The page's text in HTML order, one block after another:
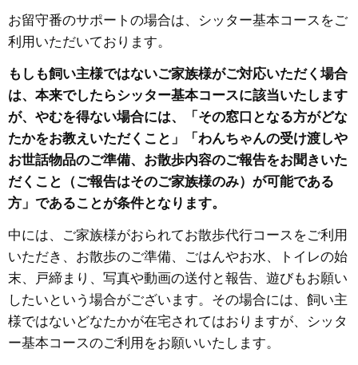
お留守番のサポートの場合は、シッター基本コースをご
利用いただいております。
もしも飼い主様ではないご家族様がご対応いただく場合
は、本来でしたらシッター基本コースに該当いたします
が、やむを得ない場合には、「その窓口となる方がどな
たかをお教えいただくこと」「わんちゃんの受け渡しや
お世話物品のご準備、お散歩内容のご報告をお聞きいた
だくこと（ご報告はそのご家族様のみ）が可能である
方」であることが条件となります。
中には、ご家族様がおられてお散歩代行コースをご利用
いただき、お散歩のご準備、ごはんやお水、トイレの始
末、戸締まり、写真や動画の送付と報告、遊びもお願い
したいという場合がございます。その場合には、飼い主
様ではないどなたかが在宅されてはおりますが、シッタ
ー基本コースのご利用をお願いいたします。